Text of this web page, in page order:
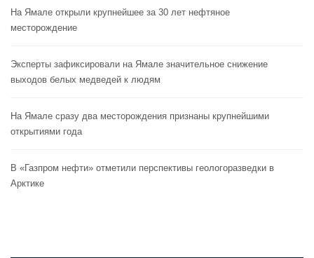
На Ямале открыли крупнейшее за 30 лет нефтяное
месторождение
Эксперты зафиксировали на Ямале значительное снижение
выходов белых медведей к людям
На Ямале сразу два месторождения признаны крупнейшими
открытиями года
В «Газпром нефти» отметили перспективы геологоразведки в
Арктике